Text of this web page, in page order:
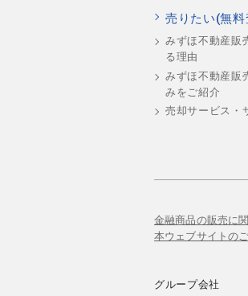
売りたい(無料
みずほ不動産販
る理由
みずほ不動産販
みをご紹介
売却サービス・
金融商品の販売に
本ウェブサイトの
グループ会社